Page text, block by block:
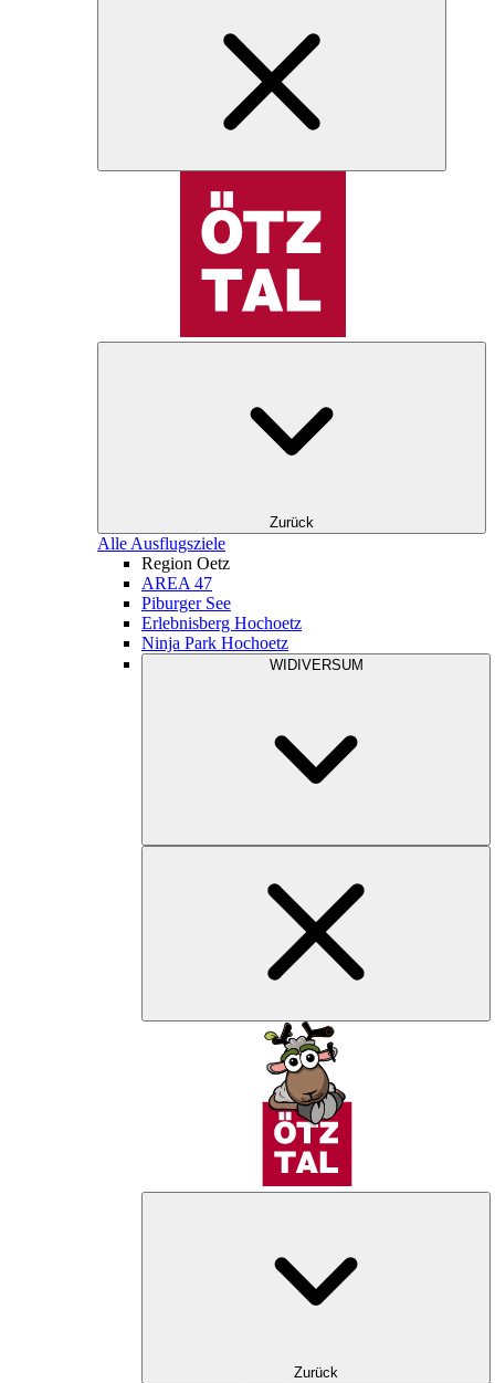
Zurück
Alle Ausflugsziele
Region Oetz
AREA 47
Piburger See
Erlebnisberg Hochoetz
Ninja Park Hochoetz
WIDIVERSUM
Zurück